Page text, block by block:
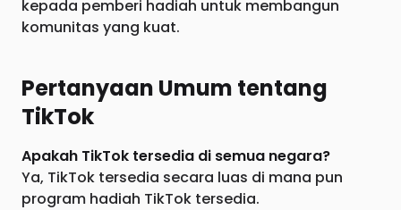
kepada pemberi hadiah untuk membangun
komunitas yang kuat.
Pertanyaan Umum tentang
TikTok
Apakah TikTok tersedia di semua negara?
Ya, TikTok tersedia secara luas di mana pun
program hadiah TikTok tersedia.